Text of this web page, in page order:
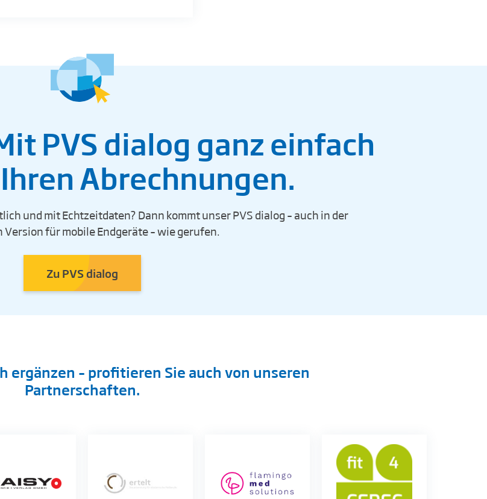
PVS dialog ganz einfach
Abrechnungen.
und mit Echtzeitdaten? Dann kommt unser PVS dialog – auch in der
für mobile Endgeräte – wie gerufen.
Zu PVS dialog
ergänzen – profitieren Sie auch von unseren
Partnerschaften.